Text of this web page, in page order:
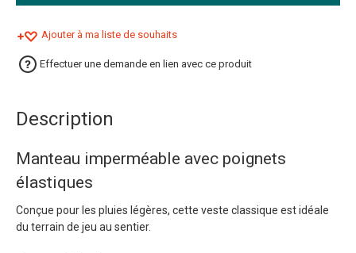
Ajouter à ma liste de souhaits
Effectuer une demande en lien avec ce produit
Description
Manteau imperméable avec poignets
élastiques
Conçue pour les pluies légères, cette veste classique est idéale
du terrain de jeu au sentier.